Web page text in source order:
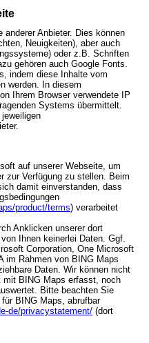
Anbieter. Dies können
Neuigkeiten), aber auch
oder z.B. Schriften
gehören auch Google Fonts.
indem diese Inhalte vom
werden. In diesem
Ihrem Browser verwendete IP
Systems übermittelt.
auf unserer Webseite, um
zur Verfügung zu stellen. Beim
damit einverstanden, dass
product/terms) verarbeitet
Anklicken unserer dort
Ihnen keinerlei Daten. Ggf.
Corporation, One Microsoft
im Rahmen von BING Maps
Daten. Wir können nicht
mit BING Maps erfasst, noch
Bitte beachten Sie
BING Maps, abrufbar
de/privacystatement/ (dort